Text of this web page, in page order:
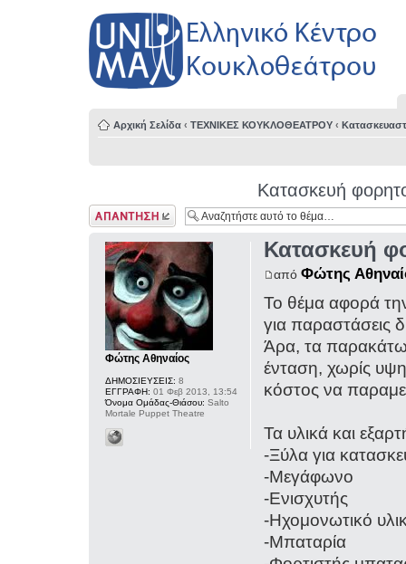
Αρχική Σελίδα ‹ ΤΕΧΝΙΚΕΣ ΚΟΥΚΛΟΘΕΑΤΡΟΥ ‹
Κατασκευή
Δημιουργία
απάντησης
Κατασκευή
απόΦώτης
Το θέμα αφορά
για παραστάσεις
Άρα, τα
ένταση, χωρίς
κόστος να
Τα υλικά και
-Ξύλα για
-Μεγάφωνο
-Ενισχυτής
-Ηχομονωτικό
-Μπαταρία
Φώτης Αθηναίος
ΔΗΜΟΣΙΕΥΣΕΙΣ: 8
ΕΓΓΡΑΦΗ: 01 Φεβ 2013, 13:54
Όνομα Ομάδας-Θιάσου: Salto
Mortale Puppet Theatre